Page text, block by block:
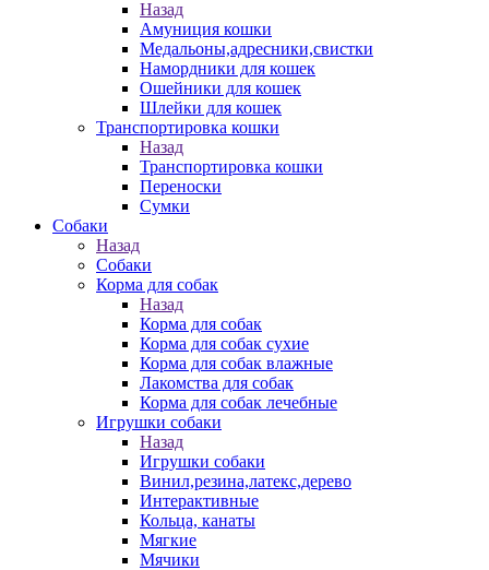
Назад
Амуниция кошки
Медальоны,адресники,свистки
Намордники для кошек
Ошейники для кошек
Шлейки для кошек
Транспортировка кошки
Назад
Транспортировка кошки
Переноски
Сумки
Собаки
Назад
Собаки
Корма для собак
Назад
Корма для собак
Корма для собак сухие
Корма для собак влажные
Лакомства для собак
Корма для собак лечебные
Игрушки собаки
Назад
Игрушки собаки
Винил,резина,латекс,дерево
Интерактивные
Кольца, канаты
Мягкие
Мячики